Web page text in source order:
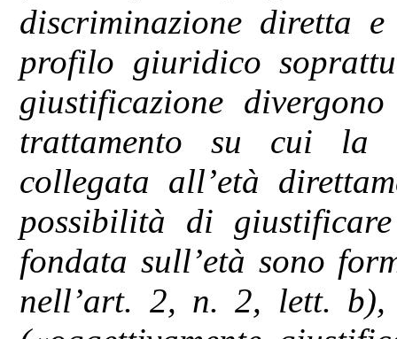
discriminazione diretta
profilo giuridico
giustificazione
trattamento su cui la
collegata all’età
possibilità di
fondata sull’età sono
nell’art. 2, n. 2, lett.